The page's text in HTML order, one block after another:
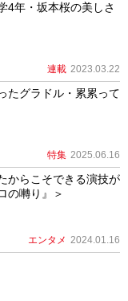
4年・坂本桜の美しさ
連載 2023.03.22
たグラドル・累累って
特集 2025.06.16
からこそできる演技が
の囀り』＞
エンタメ 2024.01.16